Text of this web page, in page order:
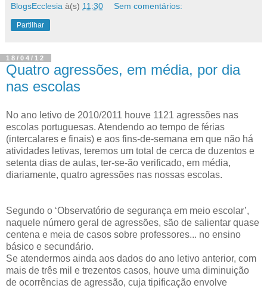
BlogsEcclesia à(s) 11:30 Sem comentários:
Partilhar
18/04/12
Quatro agressões, em média, por dia
nas escolas
No ano letivo de 2010/2011 houve 1121 agressões nas
escolas portuguesas. Atendendo ao tempo de férias
(intercalares e finais) e aos fins-de-semana em que não há
atividades letivas, teremos um total de cerca de duzentos e
setenta dias de aulas, ter-se-ão verificado, em média,
diariamente, quatro agressões nas nossas escolas.
Segundo o ‘Observatório de segurança em meio escolar’,
naquele número geral de agressões, são de salientar quase
centena e meia de casos sobre professores... no ensino
básico e secundário.
Se atendermos ainda aos dados do ano letivo anterior, com
mais de três mil e trezentos casos, houve uma diminuição
de ocorrências de agressão, cuja tipificação envolve